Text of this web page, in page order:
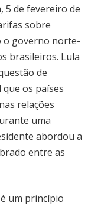
5 de fevereiro de
sobre
o governo norte-
brasileiros. Lula
de
os países
relações
uma
abordou a
entre as
um princípio